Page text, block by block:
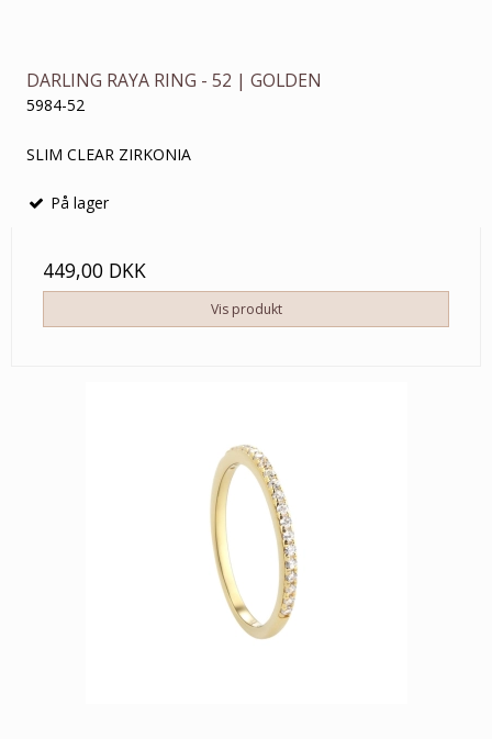
DARLING RAYA RING - 52 | GOLDEN
5984-52
SLIM CLEAR ZIRKONIA
På lager
449,00 DKK
Vis produkt